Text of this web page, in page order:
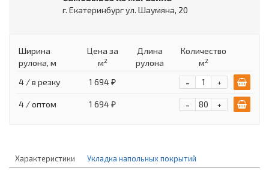
г. Екатеринбург ул. Шаумяна, 20
Ширина
рулона, м
Цена за
м2
Длина
рулона
Количество
м2
4 / в резку 1 694 ₽ +
-
4 / оптом 1 694 ₽ +
-
Характеристики Укладка напольных покрытий